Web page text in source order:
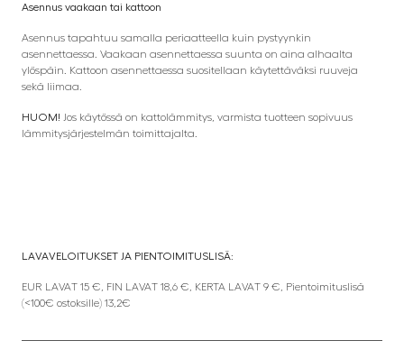
Asennus vaakaan tai kattoon
Asennus tapahtuu samalla periaatteella kuin pystyynkin
asennettaessa. Vaakaan asennettaessa suunta on aina alhaalta
ylöspäin. Kattoon asennettaessa suositellaan käytettäväksi ruuveja
sekä liimaa.
HUOM! Jos käytössä on kattolämmitys, varmista tuotteen sopivuus
lämmitysjärjestelmän toimittajalta.
LAVAVELOITUKSET JA PIENTOIMITUSLISÄ:
EUR LAVAT 15 €, FIN LAVAT 18,6 €, KERTA LAVAT 9 €, Pientoimituslisä
(<100€ ostoksille) 13,2€